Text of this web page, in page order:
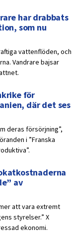
har drabbats
som nu
vattenflöden, och
Vandrare bajsar
för
där det ses
deras försörjning”,
i ”Franska
av
att vara extremt
styrelser.” X
ekonomi.